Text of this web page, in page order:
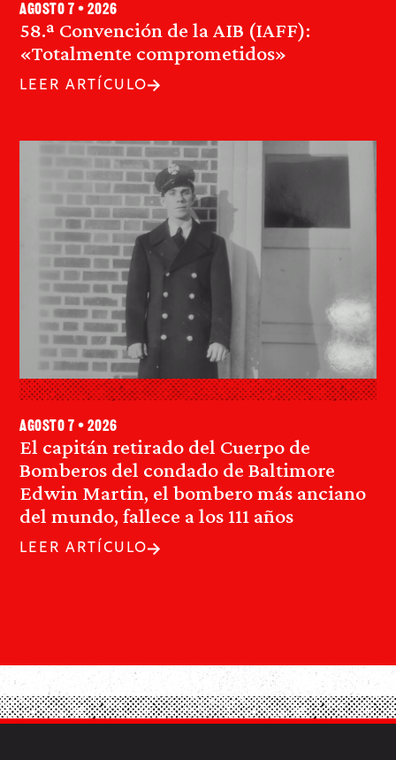
58.ª Convención de la AIB (IAFF):
«Totalmente comprometidos»
agosto 7 • 2026
LEER ARTÍCULO
El capitán retirado del Cuerpo de
Bomberos del condado de Baltimore
Edwin Martin, el bombero más anciano
del mundo, fallece a los 111 años
agosto 7 • 2026
LEER ARTÍCULO